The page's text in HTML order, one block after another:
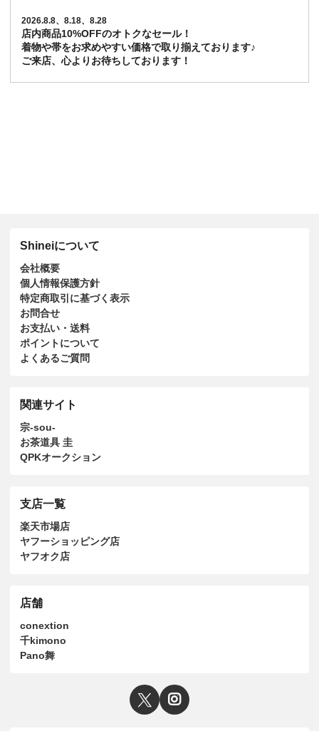
2026.8.8、8.18、8.28
店内商品10%OFFのオトクなセール！
着物や帯をお求めやすい価格で取り揃えております♪
ご来店、心よりお待ちしております！
Shineiについて
会社概要
個人情報保護方針
特定商取引に基づく表示
お問合せ
お支払い・送料
ポイントについて
よくあるご質問
関連サイト
宗-sou-
お茶道具 圭
QPKオークション
支店一覧
楽天市場店
ヤフーショッピング店
ヤフオク店
店舗
conextion
千kimono
Pano舞